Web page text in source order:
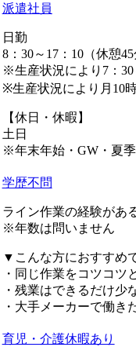
派遣社員
日勤
8：30～17：10（休憩
※生産状況により7：
※生産状況により月10
【休日・休暇】
土日
※年末年始・GW・夏
学歴不問
ライン作業の経験があ
※年数は問いません
▼こんな方におすすめ
・同じ作業をコツコツ
・残業はできるだけ少
・大手メーカーで働き
育児・介護休暇あり